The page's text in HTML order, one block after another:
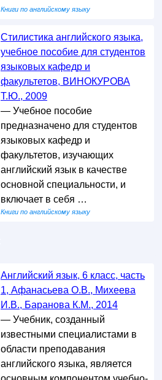
Книги по английскому языку
Стилистика английского языка,
учебное пособие для студентов
языковых кафедр и
факультетов, ВИНОКУРОВА
Т.Ю., 2009
— Учебное пособие
предназначено для студентов
языковых кафедр и
факультетов, изучающих
английский язык в качестве
основной специальности, и
включает в себя …
Книги по английскому языку
Английский язык, 6 класс, часть
1, Афанасьева О.В., Михеева
И.В., Баранова К.М., 2014
— Учебник, созданный
известными специалистами в
области преподавания
английского языка, является